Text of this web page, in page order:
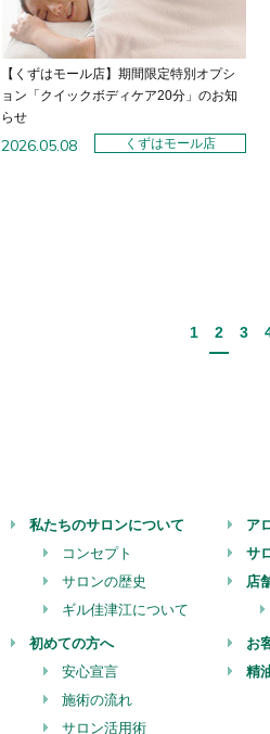
【くずはモール店】期間限定特別オプシ
ョン「クイックボディケア20分」のお知
らせ
2026.05.08 くずはモール店
1 2 3
私たちのサロンについて
コンセプト
サロンの歴史
ギル佳津江について
初めての方へ
安心宣言
施術の流れ
サロン活用術
ア
サ
店
お
精